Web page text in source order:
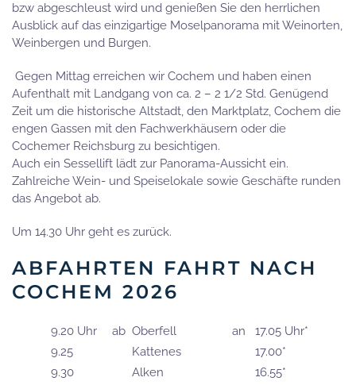
bzw abgeschleust wird und genießen Sie den herrlichen
Ausblick auf das einzigartige Moselpanorama mit Weinorten,
Weinbergen und Burgen.
Gegen Mittag erreichen wir Cochem und haben einen
Aufenthalt mit Landgang von ca. 2 – 2 1/2 Std. Genügend
Zeit um die historische Altstadt, den Marktplatz, Cochem die
engen Gassen mit den Fachwerkhäusern oder die
Cochemer Reichsburg zu besichtigen.
Auch ein Sessellift lädt zur Panorama-Aussicht ein.
Zahlreiche Wein- und Speiselokale sowie Geschäfte runden
das Angebot ab.
Um 14.30 Uhr geht es zurück.
ABFAHRTEN FAHRT NACH
COCHEM 2026
9.20 Uhr ab Oberfell an
17.05 Uhr*
9.25
Kattenes
17.00*
9.30
Alken
16.55*